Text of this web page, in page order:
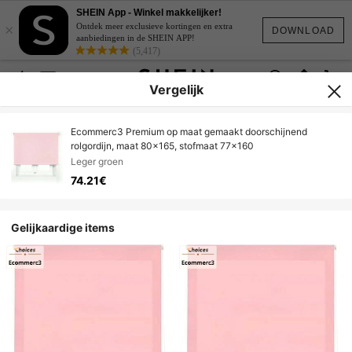
DOWNLOAD
×
SHEIN App - Winkel makkelijker!
Ontdek meer exclusieve kortingen en extra
aanbiedingen in de SHEIN APP!
(5,417)
Vergelijk
Ecommerc3 Premium op maat gemaakt doorschijnend
rolgordijn, maat 80x165, stofmaat 77x160
Leger groen
74.21€
Gelijkaardige items